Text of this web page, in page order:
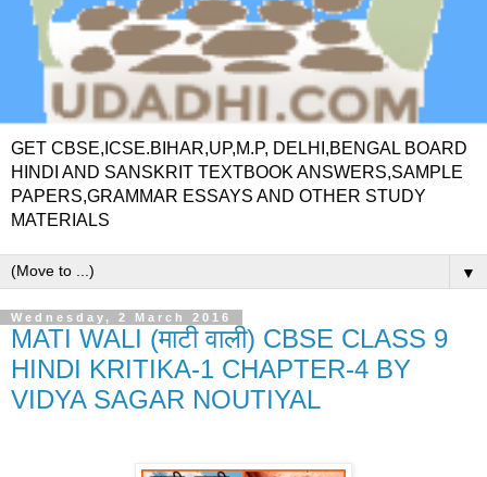
GET CBSE,ICSE.BIHAR,UP,M.P, DELHI,BENGAL BOARD
HINDI AND SANSKRIT TEXTBOOK ANSWERS,SAMPLE
PAPERS,GRAMMAR ESSAYS AND OTHER STUDY
MATERIALS
▼
Wednesday, 2 March 2016
MATI WALI (माटी वाली) CBSE CLASS 9
HINDI KRITIKA-1 CHAPTER-4 BY
VIDYA SAGAR NOUTIYAL